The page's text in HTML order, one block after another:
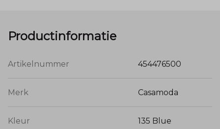
Productinformatie
Artikelnummer 454476500
Merk Casamoda
Kleur 135 Blue